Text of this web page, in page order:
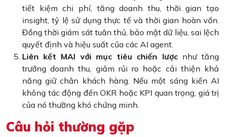
tiết kiệm chi phí, tăng doanh thu, thời gian tạo
insight, tỷ lệ sử dụng thực tế và thời gian hoàn vốn.
Đồng thời giám sát tuân thủ, bảo mật dữ liệu, sai lệch
quyết định và hiệu suất của các AI agent.
Liên kết MAI với mục tiêu chiến lượcnhư tăng
trưởng doanh thu, giảm rủi ro hoặc cải thiện khả
năng giữ chân khách hàng. Nếu một sáng kiến AI
không tác động đến OKR hoặc KPI quan trọng, giá trị
của nó thường khó chứng minh.
Câu hỏi thường gặp